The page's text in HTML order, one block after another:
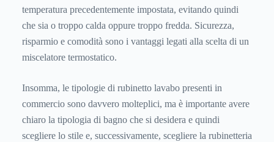
temperatura precedentemente impostata, evitando quindi
che sia o troppo calda oppure troppo fredda. Sicurezza,
risparmio e comodità sono i vantaggi legati alla scelta di un
miscelatore termostatico.
Insomma, le tipologie di rubinetto lavabo presenti in
commercio sono davvero molteplici, ma è importante avere
chiaro la tipologia di bagno che si desidera e quindi
scegliere lo stile e, successivamente, scegliere la rubinetteria